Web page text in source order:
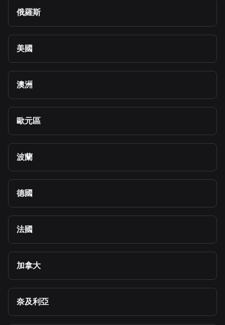
俄羅斯
美國
澳洲
歐元區
波蘭
德國
法國
加拿大
奈及利亞